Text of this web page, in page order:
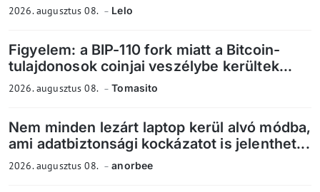
2026. augusztus 08. Lelo
Figyelem: a BIP-110 fork miatt a Bitcoin-
tulajdonosok coinjai veszélybe kerültek...
2026. augusztus 08. Tomasito
Nem minden lezárt laptop kerül alvó módba,
ami adatbiztonsági kockázatot is jelenthet...
2026. augusztus 08. anorbee